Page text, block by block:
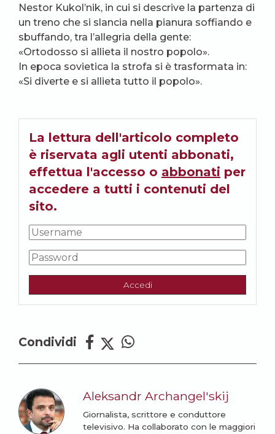
Nestor Kukol’nik, in cui si descrive la partenza di
un treno che si slancia nella pianura soffiando e
sbuffando, tra l’allegria della gente:
«Ortodosso si allieta il nostro popolo».
In epoca sovietica la strofa si è trasformata in:
«Si diverte e si allieta tutto il popolo».
La lettura dell'articolo completo
è riservata agli utenti abbonati,
effettua l'accesso o abbonati per
accedere a tutti i contenuti del
sito.
Accedi
Condividi
Aleksandr Archangel'skij
Giornalista, scrittore e conduttore
televisivo. Ha collaborato con le maggiori